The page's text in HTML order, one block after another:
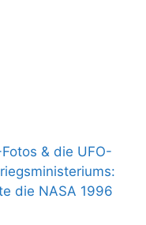
& die UFO-
die NASA 1996